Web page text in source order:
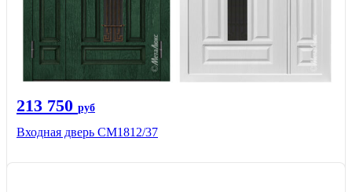
213 750 руб
Входная дверь СМ1812/37